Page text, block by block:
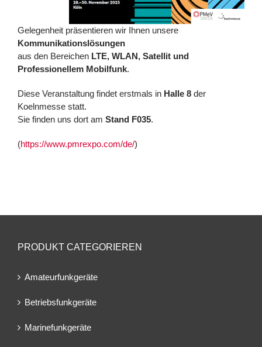
Gelegenheit präsentieren wir Ihnen unsere
Kommunikationslösungen
aus den Bereichen LTE, WLAN, Satellit und
Professionellem Mobilfunk.
Diese Veranstaltung findet erstmals in Halle 8 der
Koelnmesse statt.
Sie finden uns dort am Stand F035.
(https://www.pmrexpo.com/de/)
PRODUKT CATEGORIEREN
Amateurfunkgeräte
Betriebsfunkgeräte
Marinefunkgeräte